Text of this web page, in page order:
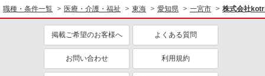
職種・条件一覧 医療・介護・福祉 東海 愛知県 一宮市 株式会社
掲載ご希望のお客様へ よくある質問
お問い合わせ 利用規約